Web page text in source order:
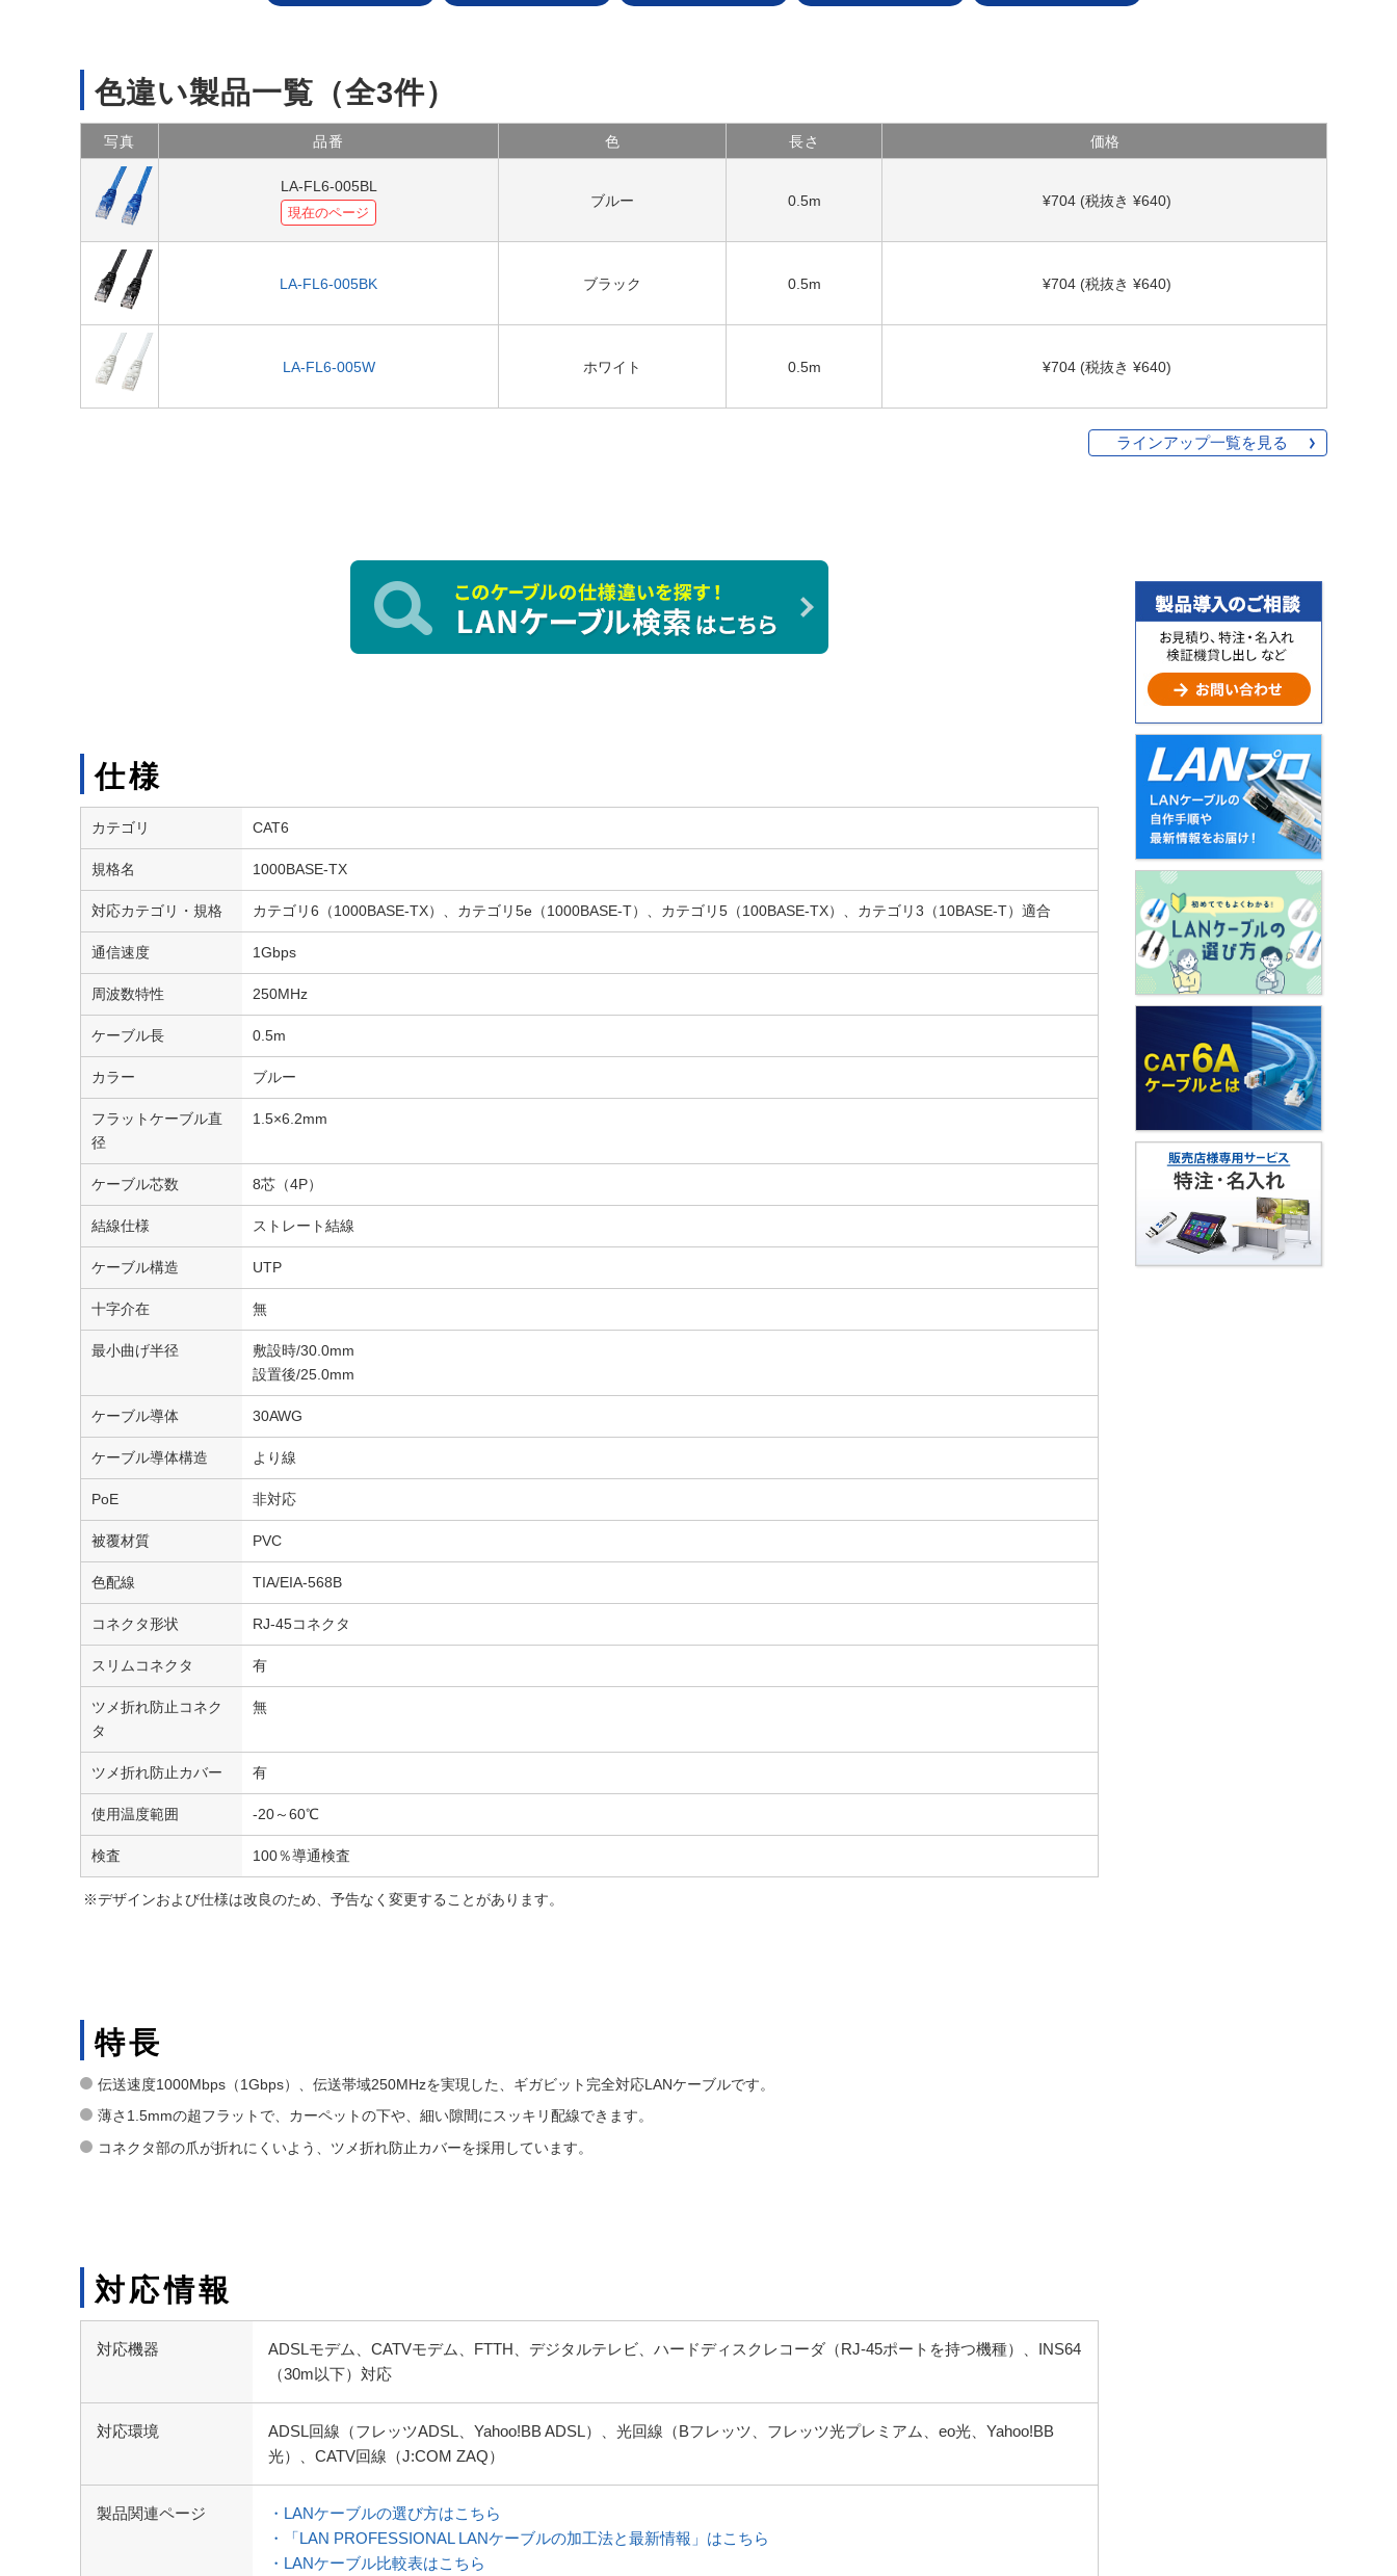
色違い製品一覧 （全3件）
写真 品番 色 長さ 価格
LA-FL6-005BL
現在のページ
ブルー 0.5m ¥704 (税抜き ¥640)
LA-FL6-005BK ブラック 0.5m ¥704 (税抜き ¥640)
LA-FL6-005W ホワイト 0.5m ¥704 (税抜き ¥640)
ラインアップ一覧を見る
仕様
カテゴリ CAT6
規格名 1000BASE-TX
対応カテゴリ・規格 カテゴリ6（1000BASE-TX）、カテゴリ5e（1000BASE-T）、カテゴリ5（100BASE-TX）、カテゴリ3（10BASE-T）適合
通信速度 1Gbps
周波数特性 250MHz
ケーブル長 0.5m
カラー ブルー
フラットケーブル直
径
1.5×6.2mm
ケーブル芯数 8芯（4P）
結線仕様 ストレート結線
ケーブル構造 UTP
十字介在 無
最小曲げ半径
敷設時/30.0mm
設置後/25.0mm
ケーブル導体 30AWG
ケーブル導体構造 より線
PoE 非対応
被覆材質 PVC
色配線 TIA/EIA-568B
コネクタ形状 RJ-45コネクタ
スリムコネクタ 有
ツメ折れ防止コネク
タ
無
ツメ折れ防止カバー 有
使用温度範囲 -20～60℃
検査 100％導通検査
※デザインおよび仕様は改良のため、予告なく変更することがあります。
特長
伝送速度1000Mbps（1Gbps）、伝送帯域250MHzを実現した、ギガビット完全対応LANケーブルです。
薄さ1.5mmの超フラットで、カーペットの下や、細い隙間にスッキリ配線できます。
コネクタ部の爪が折れにくいよう、ツメ折れ防止カバーを採用しています。
対応情報
対応機器
ADSLモデム、CATVモデム、FTTH、デジタルテレビ、ハードディスクレコーダ（RJ-45ポートを持つ機種）、INS64
（30m以下）対応
対応環境
ADSL回線（フレッツADSL、Yahoo!BB ADSL）、光回線（Bフレッツ、フレッツ光プレミアム、eo光、Yahoo!BB
光）、CATV回線（J:COM ZAQ）
製品関連ページ
・LANケーブルの選び方はこちら
・「LAN PROFESSIONAL LANケーブルの加工法と最新情報」はこちら
・LANケーブル比較表はこちら